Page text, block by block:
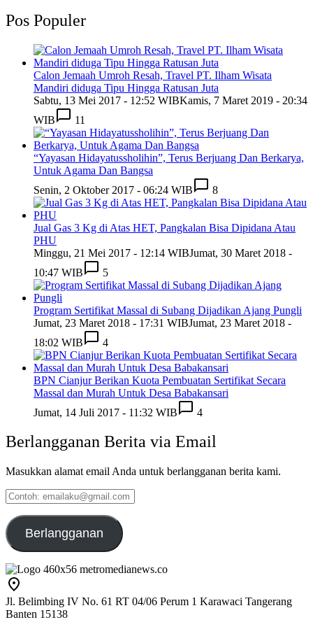
Pos Populer
Calon Jemaah Umroh Resah, Travel PT. Ilham Wisata
Mandiri diduga Tipu Hingga Ratusan Juta
Sabtu, 13 Mei 2017 - 12:52 WIBKamis, 7 Maret 2019 - 20:34
WIB
11
“Yayasan Hidayatussholihin”, Terus Berjuang Dan Berkarya,
Untuk Agama Dan Bangsa
Senin, 2 Oktober 2017 - 06:24 WIB
8
Jual Gas 3 Kg di Atas HET, Pangkalan Bisa Dipidana Atau
PHU
Minggu, 21 Mei 2017 - 12:14 WIBJumat, 30 Maret 2018 -
10:47 WIB
5
Program Sertifikat Massal di Subang Dijadikan Ajang Pungli
Jumat, 23 Maret 2018 - 17:31 WIBJumat, 23 Maret 2018 -
18:02 WIB
4
BPN Cianjur Berikan Kuota Pembuatan Sertifikat Secara
Massal dan Murah Untuk Desa Babakansari
Jumat, 14 Juli 2017 - 11:32 WIB
4
Berlangganan Berita via Email
Masukkan alamat email Anda untuk berlangganan berita kami.
Contoh:
emailaku@gmail.com
Berlangganan
Jl. Belimbing IV No. 61 RT 04/06 Perum 1 Karawaci Tangerang
Banten 15138